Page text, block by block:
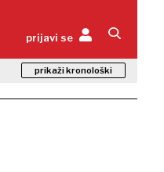
prijavi se
prikaži kronološki